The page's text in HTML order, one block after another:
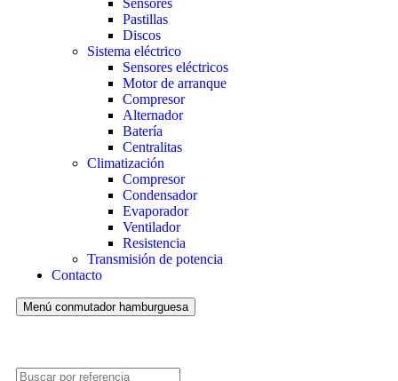
Sensores
Pastillas
Discos
Sistema eléctrico
Sensores eléctricos
Motor de arranque
Compresor
Alternador
Batería
Centralitas
Climatización
Compresor
Condensador
Evaporador
Ventilador
Resistencia
Transmisión de potencia
Contacto
Menú conmutador hamburguesa